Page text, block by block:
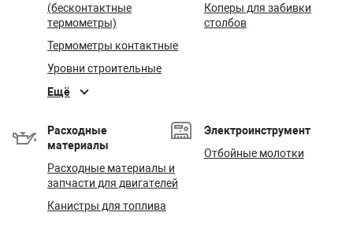
(бесконтактные
термометры)
Термометры контактные
Уровни строительные
Ещё
Коперы для забивки
столбов
Расходные
материалы
Расходные материалы и
запчасти для двигателей
Канистры для топлива
Электроинструмент
Отбойные молотки